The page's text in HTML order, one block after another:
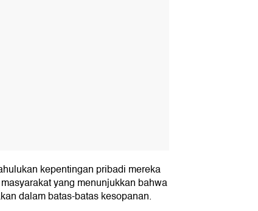
kepentingan pribadi mereka
yang menunjukkan bahwa
dalam batas-batas kesopanan.